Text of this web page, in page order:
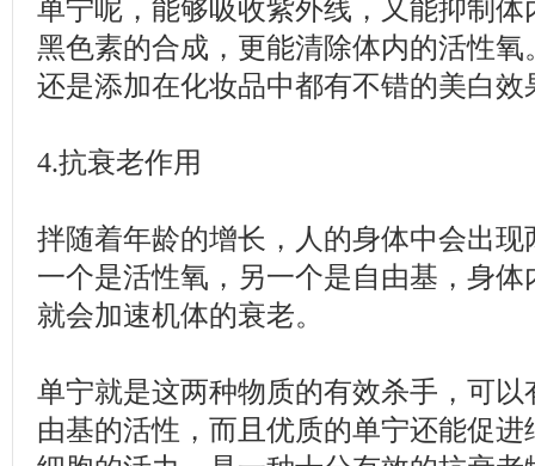
单宁呢，能够吸收紫外线，又能抑制
黑色素的合成，更能清除体内的活性
还是添加在化妆品中都有不错的美白效
4.抗衰老作用
拌随着年龄的增长，人的身体中会出
一个是活性氧，另一个是自由基，身
就会加速机体的衰老。
单宁就是这两种物质的有效杀手，可
由基的活性，而且优质的单宁还能促